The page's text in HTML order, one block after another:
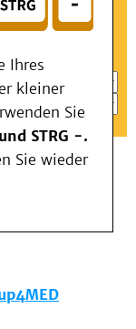
Ihres
kleiner
Sie
STRG -.
Sie wieder
(KIM)